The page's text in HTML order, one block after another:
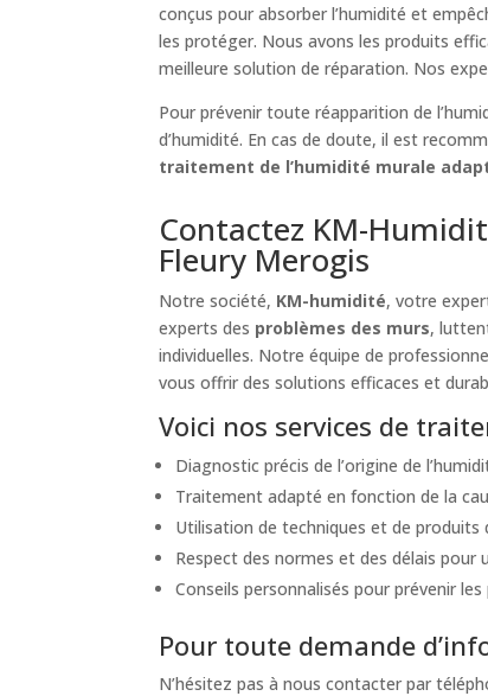
conçus pour absorber l’humidité et
les protéger. Nous avons les produits
meilleure solution de réparation. Nos
Pour prévenir toute réapparition de
d’humidité. En cas de doute, il est
traitement de l’humidité murale
Contactez KM-
Fleury Merogis
Notre société, KM-humidité, votre
experts des problèmes des murs,
individuelles. Notre équipe de
vous offrir des solutions efficaces et
Voici nos services de
Diagnostic précis de l’origine de
Traitement adapté en fonction de la
Utilisation de techniques et de
Respect des normes et des délais
Conseils personnalisés pour prévenir les
Pour toute demande
N’hésitez pas à nous contacter par